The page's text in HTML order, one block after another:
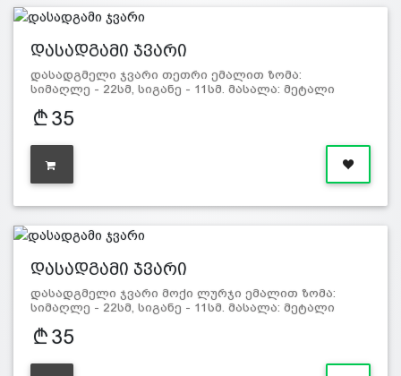
დასადგამი ჯვარი
დასადგმელი ჯვარი თეთრი ემალით ზომა:
სიმაღლე - 22სმ, სიგანე - 11სმ. მასალა: მეტალი
35
დასადგამი ჯვარი
დასადგმელი ჯვარი მოქი ლურჯი ემალით ზომა:
სიმაღლე - 22სმ, სიგანე - 11სმ. მასალა: მეტალი
35